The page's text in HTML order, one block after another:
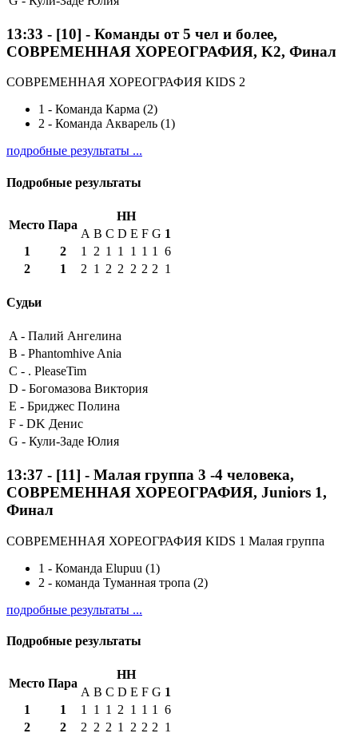
13:33 - [10] - Команды от 5 чел и более,
СОВРЕМЕННАЯ ХОРЕОГРАФИЯ, K2, Финал
СОВРЕМЕННАЯ ХОРЕОГРАФИЯ KIDS 2
1 - Команда Карма (2)
2 - Команда Акварель (1)
подробные результаты ...
Подробные результаты
Место Пара
HH
A B C D E F G 1
1
2 1 2 1 1 1 1 1
6
2
1 2 1 2 2 2 2 2 1
Судьи
A - Палий Ангелина
B - Phantomhive Ania
C - . PleaseTim
D - Богомазова Виктория
E - Бриджес Полина
F - DK Денис
G - Кули-Заде Юлия
13:37 - [11] - Малая группа 3 -4 человека,
СОВРЕМЕННАЯ ХОРЕОГРАФИЯ, Juniors 1,
Финал
СОВРЕМЕННАЯ ХОРЕОГРАФИЯ KIDS 1 Малая группа
1 - Команда Elupuu (1)
2 - команда Туманная тропа (2)
подробные результаты ...
Подробные результаты
Место Пара
HH
A B C D E F G 1
1
1 1 1 1 2 1 1 1
6
2
2 2 2 2 1 2 2 2 1